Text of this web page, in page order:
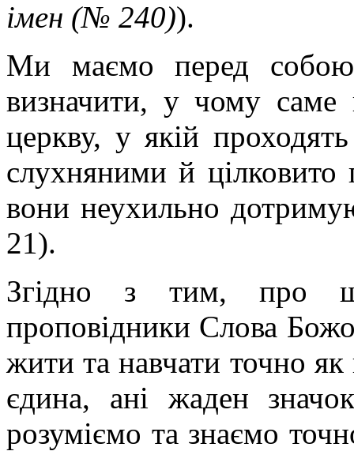
імен (№ 240)).
Ми маємо перед собою
визначити, у чому саме
церкву, у якій
слухняними й цілковито
вони неухильно
21).
Згідно з тим, про
проповідники Слова
жити та навчати точно
єдина, ані жаден
розуміємо та знаємо